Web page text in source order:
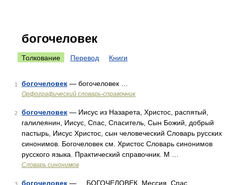
богочеловек
Толкование Перевод Книги
1 богочеловек — богочеловек …
Орфографический словарь-справочник
2 богочеловек — Иисус из Назарета, Христос, распятый,
галилеянин, Иисус, Спас, Спаситель, Сын Божий, добрый
пастырь, Иисус Христос, сын человеческий Словарь русских
синонимов. Богочеловек см. Христос Словарь синонимов
русского языка. Практический справочник. М …
Словарь синонимов
богочеловек — БОГОЧЕЛОВЕК, Мессия, Спас,